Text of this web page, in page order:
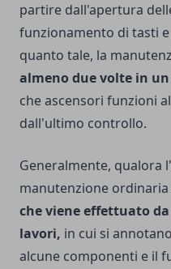
partire dall'apertura
funzionamento di tasti
quanto tale, la
almeno due volte in
che ascensori funzioni
dall'ultimo controllo.
Generalmente, qualora
manutenzione
che viene effettuato
lavori, in cui si
alcune componenti e il